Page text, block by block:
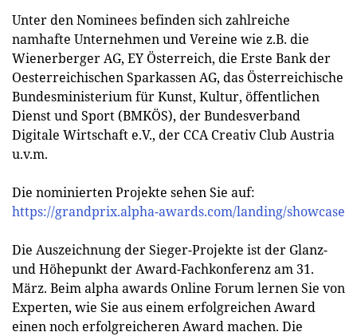
Unter den Nominees befinden sich zahlreiche
namhafte Unternehmen und Vereine wie z.B. die
Wienerberger AG, EY Österreich, die Erste Bank der
Oesterreichischen Sparkassen AG, das Österreichische
Bundesministerium für Kunst, Kultur, öffentlichen
Dienst und Sport (BMKÖS), der Bundesverband
Digitale Wirtschaft e.V., der CCA Creativ Club Austria
u.v.m.
Die nominierten Projekte sehen Sie auf:
https://grandprix.alpha-awards.com/landing/showcase
Die Auszeichnung der Sieger-Projekte ist der Glanz-
und Höhepunkt der Award-Fachkonferenz am 31.
März. Beim alpha awards Online Forum lernen Sie von
Experten, wie Sie aus einem erfolgreichen Award
einen noch erfolgreicheren Award machen. Die